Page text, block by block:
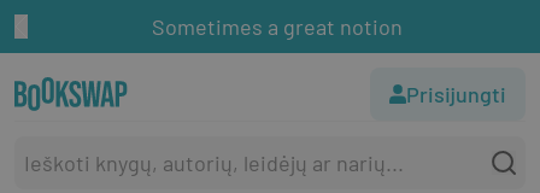
Sometimes a great notion
Prisijungti